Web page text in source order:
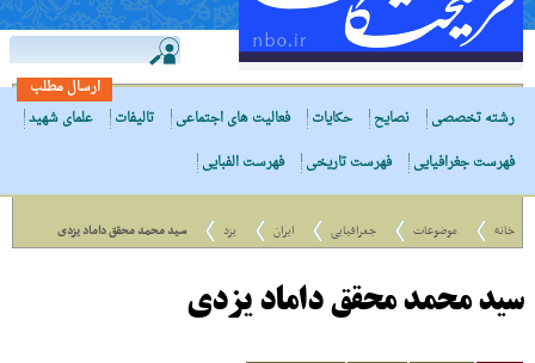
ارسال مطلب
رشته تخصصی
نصایح حکایات فعالیت های اجتماعی تالیفات
علمای شهید
فهرست جغرافیایی
فهرست تاریخی فهرست الفبایی
خانه موضوعات جغرافیایی ایران یزد سید محمد محقق داماد یزدی
سید محمد محقق داماد یزدی